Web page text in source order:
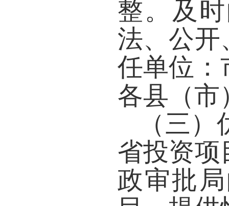
整。及
法、公开
任单位：
各县（市
（三
省投资项
政审批